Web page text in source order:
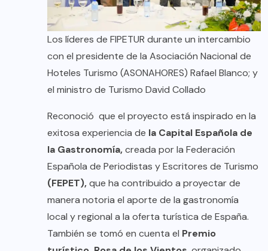
Los líderes de FIPETUR durante un intercambio
con el presidente de la Asociación Nacional de
Hoteles Turismo (ASONAHORES) Rafael Blanco; y
el ministro de Turismo David Collado
Reconoció que el proyecto está inspirado en la
exitosa experiencia de la Capital Española de
la Gastronomía,creada por la Federación
Española de Periodistas y Escritores de Turismo
(FEPET),que ha contribuido a proyectar de
manera notoria el aporte de la gastronomía
local y regional a la oferta turística de España.
También se tomó en cuenta el Premio